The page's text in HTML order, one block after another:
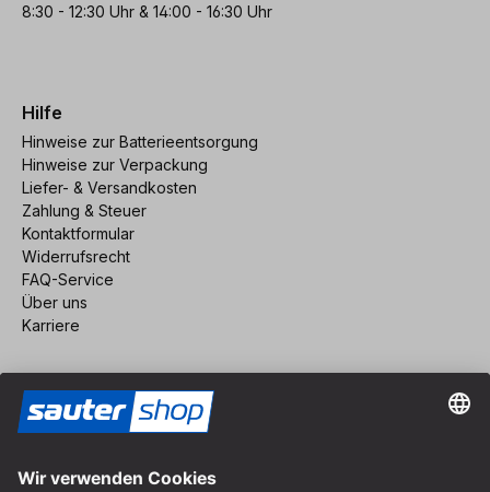
8:30 - 12:30 Uhr & 14:00 - 16:30 Uhr
Hilfe
Hinweise zur Batterieentsorgung
Hinweise zur Verpackung
Liefer- & Versandkosten
Zahlung & Steuer
Kontaktformular
Widerrufsrecht
FAQ-Service
Über uns
Karriere